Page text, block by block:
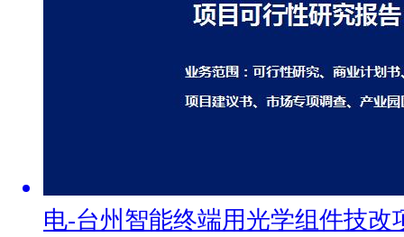
电-台州智能终端用光学组件技改